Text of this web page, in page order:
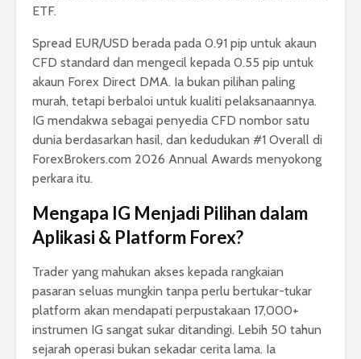
ETF.
Spread EUR/USD berada pada 0.91 pip untuk akaun
CFD standard dan mengecil kepada 0.55 pip untuk
akaun Forex Direct DMA. Ia bukan pilihan paling
murah, tetapi berbaloi untuk kualiti pelaksanaannya.
IG mendakwa sebagai penyedia CFD nombor satu
dunia berdasarkan hasil, dan kedudukan #1 Overall di
ForexBrokers.com 2026 Annual Awards menyokong
perkara itu.
Mengapa IG Menjadi Pilihan dalam
Aplikasi & Platform Forex?
Trader yang mahukan akses kepada rangkaian
pasaran seluas mungkin tanpa perlu bertukar-tukar
platform akan mendapati perpustakaan 17,000+
instrumen IG sangat sukar ditandingi. Lebih 50 tahun
sejarah operasi bukan sekadar cerita lama. Ia